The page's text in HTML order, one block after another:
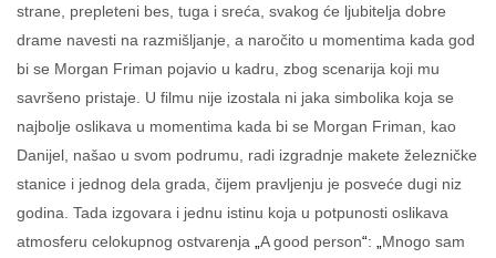
strane, prepleteni bes, tuga i sreća, svakog će ljubitelja dobre
drame navesti na razmišljanje, a naročito u momentima kada god
bi se Morgan Friman pojavio u kadru, zbog scenarija koji mu
savršeno pristaje. U filmu nije izostala ni jaka simbolika koja se
najbolje oslikava u momentima kada bi se Morgan Friman, kao
Danijel, našao u svom podrumu, radi izgradnje makete železničke
stanice i jednog dela grada, čijem pravljenju je posveće dugi niz
godina. Tada izgovara i jednu istinu koja u potpunosti oslikava
atmosferu celokupnog ostvarenja
A good person“:
Mnogo sam